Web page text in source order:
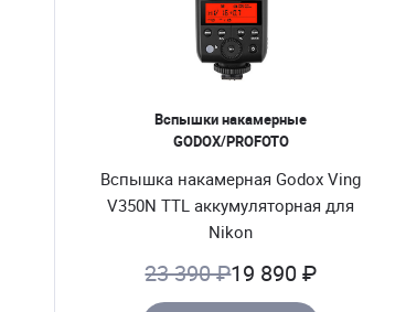
Вспышки накамерные
GODOX/PROFOTO
Вспышка накамерная Godox Ving
V350N TTL аккумуляторная для
Nikon
23 390 ₽19 890 ₽